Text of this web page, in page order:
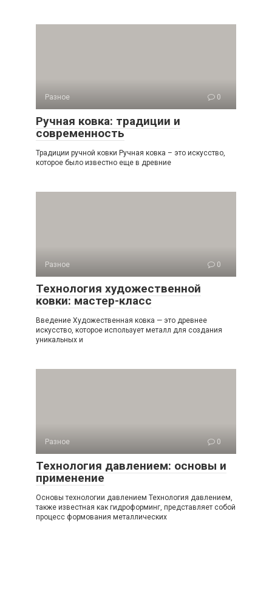
Разное 0
Ручная ковка: традиции и
современность
Традиции ручной ковки Ручная ковка – это искусство,
которое было известно еще в древние
Разное 0
Технология художественной
ковки: мастер-класс
Введение Художественная ковка — это древнее
искусство, которое использует металл для создания
уникальных и
Разное 0
Технология давлением: основы и
применение
Основы технологии давлением Технология давлением,
также известная как гидроформинг, представляет собой
процесс формования металлических